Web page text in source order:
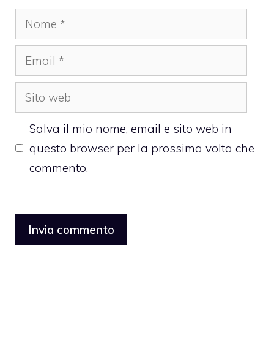
Nome
Email
Sito
web
Salva il mio nome, email e sito web in
questo browser per la prossima volta che
commento.